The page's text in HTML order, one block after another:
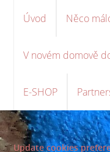
Úvod Něco
V novém domově
E-SHOP
Update cookies